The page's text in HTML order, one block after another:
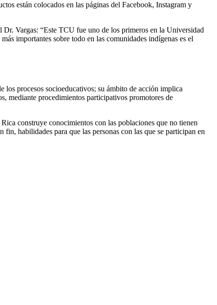
están colocados en las páginas del Facebook, Instagram y
Vargas: “Este TCU fue uno de los primeros en la Universidad
importantes sobre todo en las comunidades indígenas es el
procesos socioeducativos; su ámbito de acción implica
mediante procedimientos participativos promotores de
construye conocimientos con las poblaciones que no tienen
habilidades para que las personas con las que se participan en